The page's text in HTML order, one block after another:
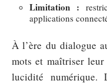
Limitation :
applications
À l’ère du dialogue
mots et maîtriser
lucidité numérique.